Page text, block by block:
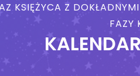
KSIĘŻYCA Z
FAZY